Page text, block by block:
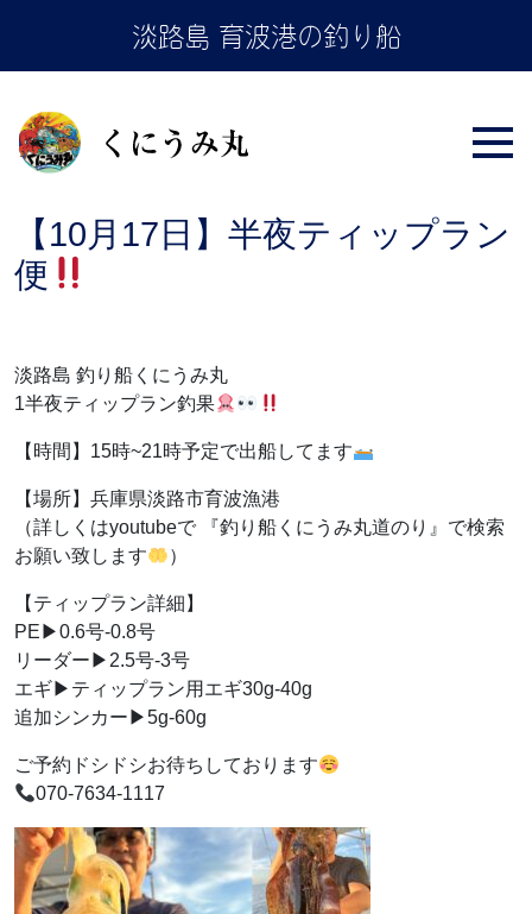
the
淡路島 育波港の釣り船
【10月17日】半夜ティップラン
便
淡路島 釣り船くにうみ丸
1半夜ティップラン釣果
【時間】15時~21時予定で出船してます
【場所】兵庫県淡路市育波漁港
（詳しくはyoutubeで 『釣り船くにうみ丸道のり』で検索
お願い致します
）
【ティップラン詳細】
PE▶︎0.6号-0.8号
リーダー▶︎2.5号-3号
エギ▶︎ティップラン用エギ30g-40g
追加シンカー▶︎5g-60g
ご予約ドシドシお待ちしております
070-7634-1117